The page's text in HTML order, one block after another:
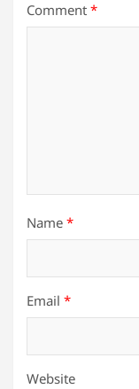
Comment *
Name *
Email *
Website